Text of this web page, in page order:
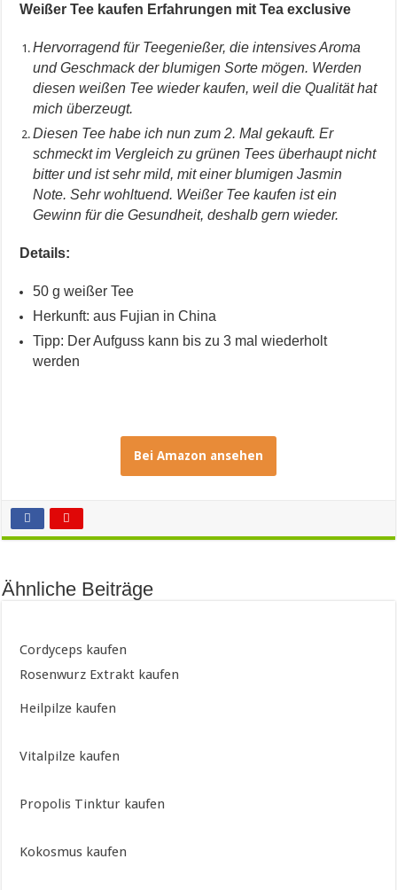
Weißer Tee kaufen Erfahrungen mit Tea exclusive
Hervorragend für Teegenießer, die intensives Aroma
und Geschmack der blumigen Sorte mögen. Werden
diesen weißen Tee wieder kaufen, weil die Qualität hat
mich überzeugt.
Diesen Tee habe ich nun zum 2. Mal gekauft. Er
schmeckt im Vergleich zu grünen Tees überhaupt nicht
bitter und ist sehr mild, mit einer blumigen Jasmin
Note. Sehr wohltuend. Weißer Tee kaufen ist ein
Gewinn für die Gesundheit, deshalb gern wieder.
Details:
50 g weißer Tee
Herkunft: aus Fujian in China
Tipp: Der Aufguss kann bis zu 3 mal wiederholt
werden
Bei Amazon ansehen
Ähnliche Beiträge
Cordyceps kaufen
Rosenwurz Extrakt kaufen
Heilpilze kaufen
Vitalpilze kaufen
Propolis Tinktur kaufen
Kokosmus kaufen